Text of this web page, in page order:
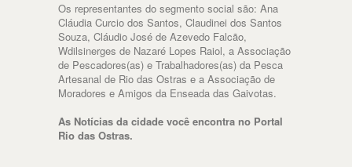
Os representantes do segmento social são: Ana
Cláudia Curcio dos Santos, Claudinei dos Santos
Souza, Cláudio José de Azevedo Falcão,
Wdilsinerges de Nazaré Lopes Raiol, a Associação
de Pescadores(as) e Trabalhadores(as) da Pesca
Artesanal de Rio das Ostras e a Associação de
Moradores e Amigos da Enseada das Gaivotas.
As Notícias da cidade você encontra no Portal
Rio das Ostras.